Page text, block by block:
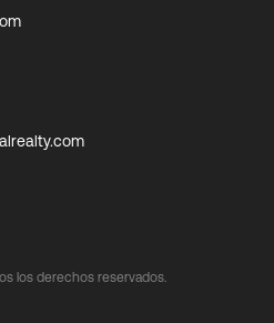
los derechos reservados.